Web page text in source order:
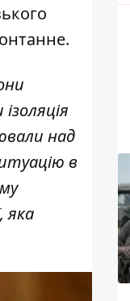
над
в
яка